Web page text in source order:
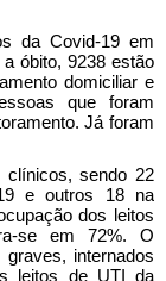
da Covid-19 em
óbito, 9238 estão
domiciliar e
que foram
Já foram
clínicos, sendo 22
e outros 18 na
dos leitos
se em 72%. O
internados
leitos de UTI da